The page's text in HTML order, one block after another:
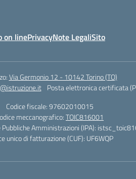
on linePrivacyNote LegaliSito
Via Germonio 12 - 10142 Torino (TO)
Posta elettronica certificata
Codice fiscale: 97602010015
meccanografico:TOIC816001
Pubbliche Amministrazioni (IPA):
unico di fatturazione (CUF): UF6WQP